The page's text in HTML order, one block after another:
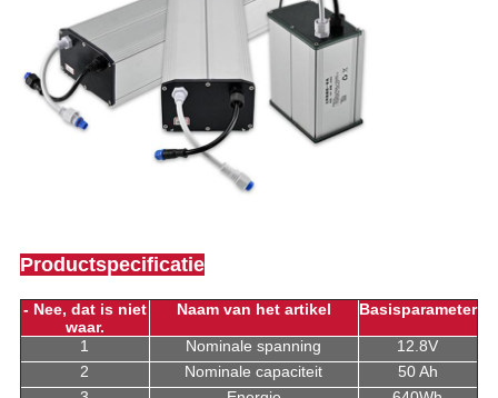
Productspecificatie
- Nee, dat is niet
waar.
Naam van het artikel Basisparameter
1 Nominale spanning
12.8V
2
Nominale capaciteit
50 Ah